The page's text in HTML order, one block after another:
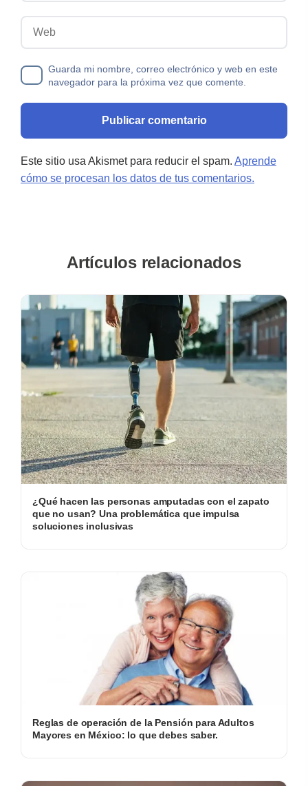
Web
Guarda mi nombre, correo electrónico y web en este
navegador para la próxima vez que comente.
Este sitio usa Akismet para reducir el spam. Aprende
cómo se procesan los datos de tus comentarios.
Artículos relacionados
¿Qué hacen las personas amputadas con el zapato
que no usan? Una problemática que impulsa
soluciones inclusivas
Reglas de operación de la Pensión para Adultos
Mayores en México: lo que debes saber.